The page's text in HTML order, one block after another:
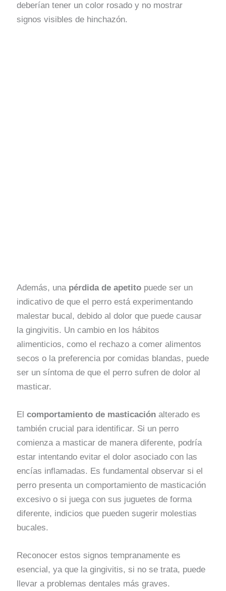
deberían tener un color rosado y no mostrar
signos visibles de hinchazón.
Además, una pérdida de apetito puede ser un
indicativo de que el perro está experimentando
malestar bucal, debido al dolor que puede causar
la gingivitis. Un cambio en los hábitos
alimenticios, como el rechazo a comer alimentos
secos o la preferencia por comidas blandas, puede
ser un síntoma de que el perro sufren de dolor al
masticar.
Elcomportamiento de masticación alterado es
también crucial para identificar. Si un perro
comienza a masticar de manera diferente, podría
estar intentando evitar el dolor asociado con las
encías inflamadas. Es fundamental observar si el
perro presenta un comportamiento de masticación
excesivo o si juega con sus juguetes de forma
diferente, indicios que pueden sugerir molestias
bucales.
Reconocer estos signos tempranamente es
esencial, ya que la gingivitis, si no se trata, puede
llevar a problemas dentales más graves.